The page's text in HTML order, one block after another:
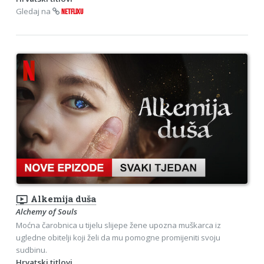
Gledaj na
NETFLIXU
ondemand_video Alkemija duša
Alchemy of Souls
Moćna čarobnica u tijelu slijepe žene upozna muškarca iz
ugledne obitelji koji želi da mu pomogne promijeniti svoju
sudbinu.